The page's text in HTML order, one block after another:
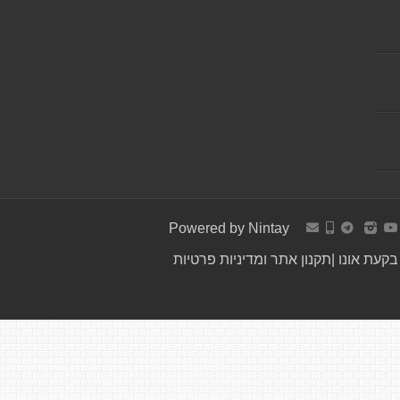
Powered by Nintay
אונו תקנון אתר ומדיניות פרטיות